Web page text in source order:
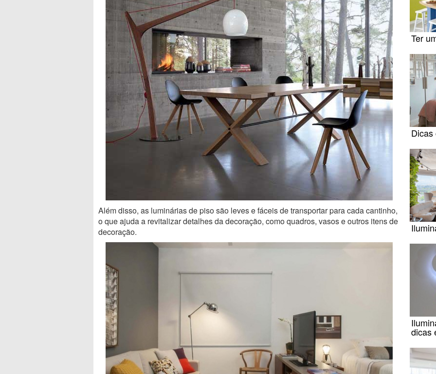
Além disso, as luminárias de piso são leves e fáceis de transportar para cada cantinho,
o que ajuda a revitalizar detalhes da decoração, como quadros, vasos e outros itens de
decoração.
Ter
dicas